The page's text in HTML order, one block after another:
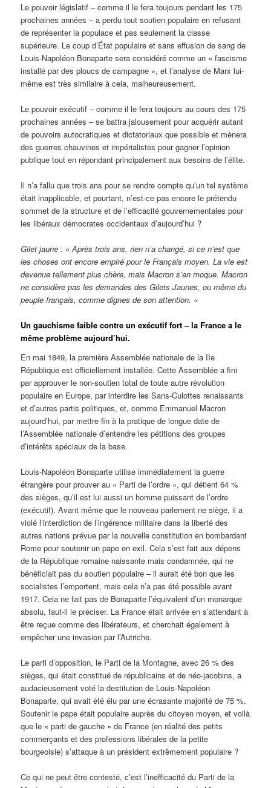
Le pouvoir législatif – comme il le fera toujours pendant les 175
prochaines années – a perdu tout soutien populaire en refusant
de représenter la populace et pas seulement la classe
supérieure. Le coup d’État populaire et sans effusion de sang de
Louis-Napoléon Bonaparte sera considéré comme un « fascisme
installé par des ploucs de campagne », et l’analyse de Marx lui-
même est très similaire à cela, malheureusement.
Le pouvoir exécutif – comme il le fera toujours au cours des 175
prochaines années – se battra jalousement pour acquérir autant
de pouvoirs autocratiques et dictatoriaux que possible et mènera
des guerres chauvines et impérialistes pour gagner l’opinion
publique tout en répondant principalement aux besoins de l’élite.
Il n’a fallu que trois ans pour se rendre compte qu’un tel système
était inapplicable, et pourtant, n’est-ce pas encore le prétendu
sommet de la structure et de l’efficacité gouvernementales pour
les libéraux démocrates occidentaux d’aujourd’hui ?
Gilet jaune : «Après trois ans, rien n’a changé, si ce n’est que
les choses ont encore empiré pour le Français moyen. La vie est
devenue tellement plus chère, mais Macron s’en moque. Macron
ne considère pas les demandes des Gilets Jaunes, ou même du
peuple français, comme dignes de son attention. «
Un gauchisme faible contre un exécutif fort – la France a le
même problème aujourd’hui.
En mai 1849, la première Assemblée nationale de la IIe
République est officiellement installée. Cette Assemblée a fini
par approuver le non-soutien total de toute autre révolution
populaire en Europe, par interdire les Sans-Culottes renaissants
et d’autres partis politiques, et, comme Emmanuel Macron
aujourd’hui, par mettre fin à la pratique de longue date de
l’Assemblée nationale d’entendre les pétitions des groupes
d’intérêts spéciaux de la base.
Louis-Napoléon Bonaparte utilise immédiatement la guerre
étrangère pour prouver au « Parti de l’ordre », qui détient 64 %
des sièges, qu’il est lui aussi un homme puissant de l’ordre
(exécutif). Avant même que le nouveau parlement ne siège, il a
violé l’interdiction de l’ingérence militaire dans la liberté des
autres nations prévue par la nouvelle constitution en bombardant
Rome pour soutenir un pape en exil. Cela s’est fait aux dépens
de la République romaine naissante mais condamnée, qui ne
bénéficiait pas du soutien populaire – il aurait été bon que les
socialistes l’emportent, mais cela n’a pas été possible avant
1917. Cela ne fait pas de Bonaparte l’équivalent d’un monarque
absolu, faut-il le préciser. La France était arrivée en s’attendant à
être reçue comme des libérateurs, et cherchait également à
empêcher une invasion par l’Autriche.
Le parti d’opposition, le Parti de la Montagne, avec 26 % des
sièges, qui était constitué de républicains et de néo-jacobins, a
audacieusement voté la destitution de Louis-Napoléon
Bonaparte, qui avait été élu par une écrasante majorité de 75 %.
Soutenir le pape était populaire auprès du citoyen moyen, et voilà
que le « parti de gauche » de France (en réalité des petits
commerçants et des professions libérales de la petite
bourgeoisie) s’attaque à un président extrêmement populaire ?
Ce qui ne peut être contesté, c’est l’inefficacité du Parti de la